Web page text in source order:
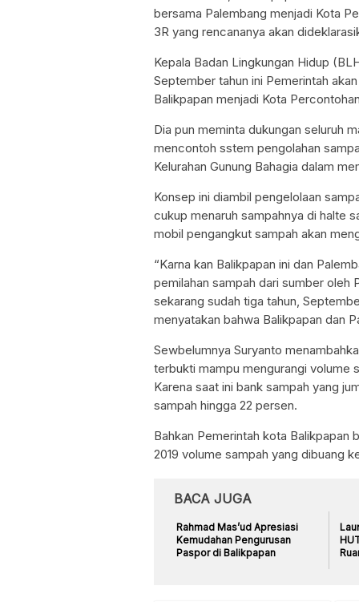
bersama Palembang menjadi Kota
3R yang rencananya akan
Kepala Badan Lingkungan Hidup
September tahun ini Pemerintah
Balikpapan menjadi Kota
Dia pun meminta dukungan seluruh
mencontoh sstem pengolahan
Kelurahan Gunung Bahagia dalam
Konsep ini diambil pengelolaan
cukup menaruh sampahnya di halte
mobil pengangkut sampah akan
“Karna kan Balikpapan ini dan
pemilahan sampah dari sumber oleh
sekarang sudah tiga tahun,
menyatakan bahwa Balikpapan dan
Sewbelumnya Suryanto
terbukti mampu mengurangi volume
Karena saat ini bank sampah yang
sampah hingga 22 persen.
Bahkan Pemerintah kota Balikpapan
2019 volume sampah yang dibuang
BACA JUGA
Rahmad Mas’ud Apresiasi
Kemudahan Pengurusan
Paspor di Balikpapan